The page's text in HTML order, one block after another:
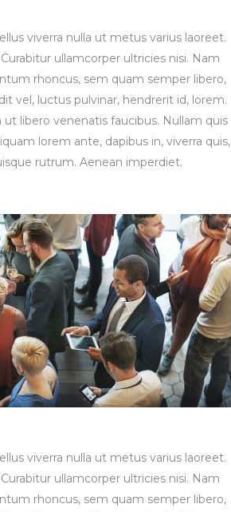
viverra nulla ut metus varius laoreet.
ullamcorper ultricies nisi. Nam
rhoncus, sem quam semper libero,
vel, luctus pulvinar, hendrerit id, lorem.
libero venenatis faucibus. Nullam quis
lorem ante, dapibus in, viverra quis,
rutrum. Aenean imperdiet.
viverra nulla ut metus varius laoreet.
ullamcorper ultricies nisi. Nam
rhoncus, sem quam semper libero,